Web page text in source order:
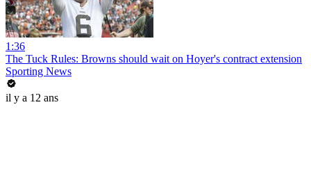
1:36
The Tuck Rules: Browns should wait on Hoyer's contract extension
Sporting News
il y a 12 ans